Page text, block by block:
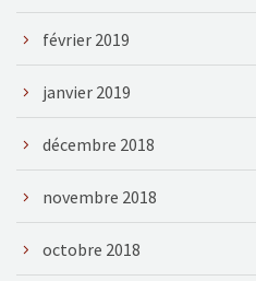
février 2019
janvier 2019
décembre 2018
novembre 2018
octobre 2018